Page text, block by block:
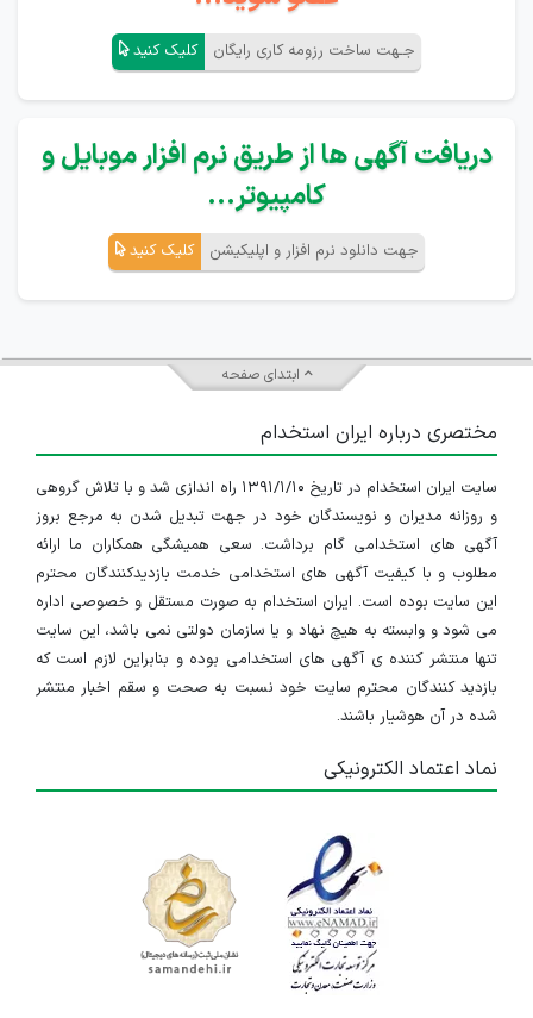
جـهت ساخت رزومه کاری رایگان کلیک کنید
دریافت آگهی ها از طریق نرم افزار موبایل و
کامپیوتر...
جهت دانلود نرم افزار و اپلیکیشن کلیک کنید
ابتدای صفحه
مختصری درباره ایران استخدام
سایت ایران استخدام در تاریخ ۱۳۹۱/۱/۱۰ راه اندازی شد و با تلاش گروهی
و روزانه مدیران و نویسندگان خود در جهت تبدیل شدن به مرجع بروز
آگهی های استخدامی گام برداشت. سعی همیشگی همکاران ما ارائه
مطلوب و با کیفیت آگهی های استخدامی خدمت بازدیدکنندگان محترم
این سایت بوده است. ایران استخدام به صورت مستقل و خصوصی اداره
می شود و وابسته به هیچ نهاد و یا سازمان دولتی نمی باشد، این سایت
تنها منتشر کننده ی آگهی های استخدامی بوده و بنابراین لازم است که
بازدید کنندگان محترم سایت خود نسبت به صحت و سقم اخبار منتشر
شده در آن هوشیار باشند.
نماد اعتماد الکترونیکی